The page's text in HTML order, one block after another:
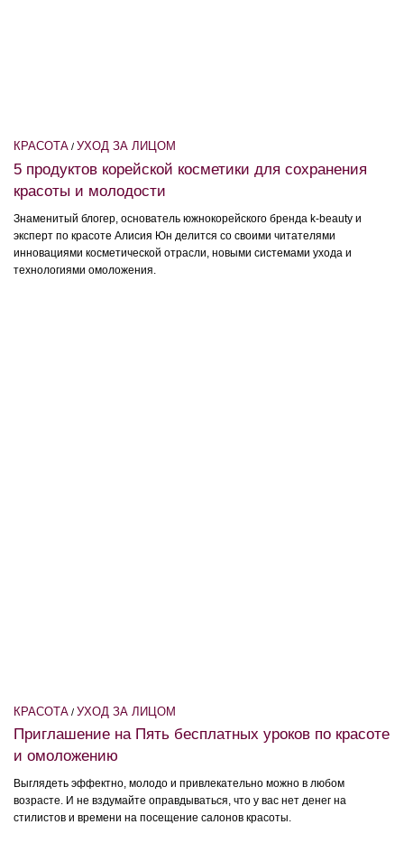
КРАСОТА / УХОД ЗА ЛИЦОМ
5 продуктов корейской косметики для сохранения
красоты и молодости
Знаменитый блогер, основатель южнокорейского бренда k-beauty и
эксперт по красоте Алисия Юн делится со своими читателями
инновациями косметической отрасли, новыми системами ухода и
технологиями омоложения.
КРАСОТА / УХОД ЗА ЛИЦОМ
Приглашение на Пять бесплатных уроков по красоте
и омоложению
Выглядеть эффектно, молодо и привлекательно можно в любом
возрасте. И не вздумайте оправдываться, что у вас нет денег на
стилистов и времени на посещение салонов красоты.